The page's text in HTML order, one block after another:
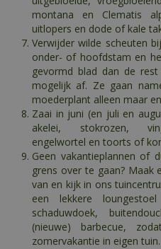
montana en Clematis
uitlopers en dode of kale
Verwijder wilde scheuten
onder- of hoofdstam en
gevormd blad dan de
mogelijk af. Ze gaan
moederplant alleen maar
Zaai in juni (en juli en
akelei, stokrozen,
engelwortel en toorts of
Geen vakantieplannen
grens over te gaan? Maak
van en kijk in ons
een lekkere
schaduwdoek,
(nieuwe) barbecue,
zomervakantie in eigen tuin.